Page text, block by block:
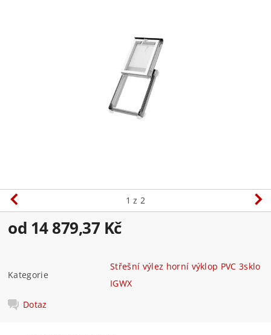
1 z 2
od 14 879,37 Kč
Kategorie
Střešní výlez horní výklop PVC 3sklo
IGWX
Dotaz